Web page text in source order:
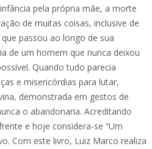
pela própria mãe, a morte
de muitas coisas, inclusive de
passou ao longo de sua
de um homem que nunca deixou
Quando tudo parecia
e misericórdias para lutar,
demonstrada em gestos de
o abandonaria. Acreditando
e hoje considera-se “Um
Com este livro, Luiz Marco realiza